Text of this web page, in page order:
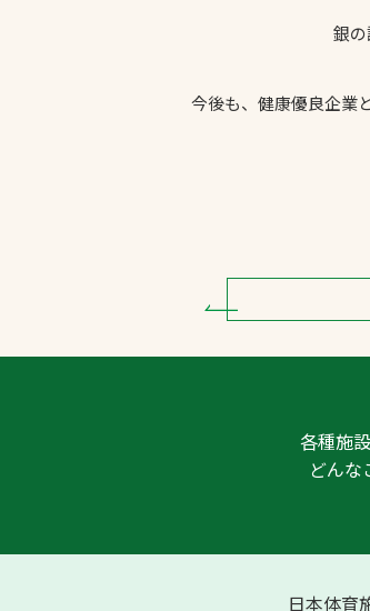
銀
今後も、健康優良企業
各種施
どん
日本体育